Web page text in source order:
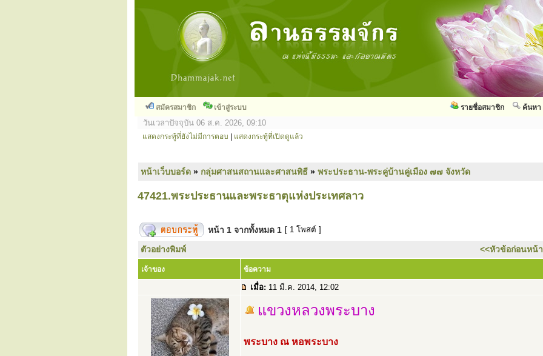
สมัครสมาชิก เข้าสู่ระบบ ค้นหา
รายชื่อสมาชิก
วันเวลาปัจจุบัน 06 ส.ค. 2026, 09:10
แสดงกระทู้ที่ยังไม่มีการตอบ แสดงกระทู้ที่เปิดดูแล้ว
หน้าเว็บบอร์ด » กลุ่มศาสนสถานและศาสนพิธี » พระประธาน-พระคู่บ้านคู่เมือง ๗๗ จังหวัด
47421.พระประธานและพระธาตุแห่งประเทศลาว
หน้า 1 จากทั้งหมด 1 [ 1 โพสต์ ]
ตัวอย่างพิมพ์ <<หัวข้อก่อนหน้า
เจ้าของ ข้อความ
เมื่อ: 11 มี.ค. 2014, 12:02
แขวงหลวงพระบาง
พระบาง ณ หอพระบาง